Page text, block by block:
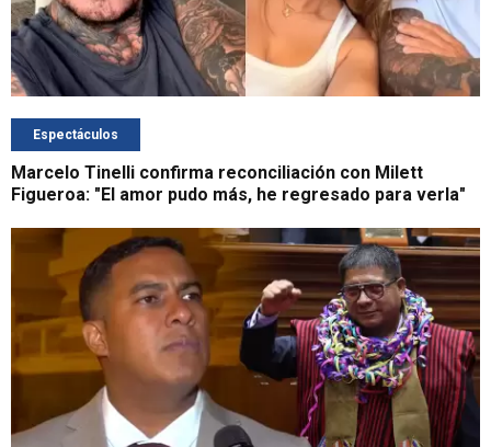
Espectáculos
Marcelo Tinelli confirma reconciliación con Milett
Figueroa: "El amor pudo más, he regresado para verla"